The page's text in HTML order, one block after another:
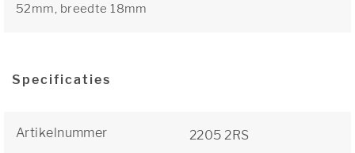
52mm, breedte 18mm
Specificaties
Artikelnummer 2205 2RS